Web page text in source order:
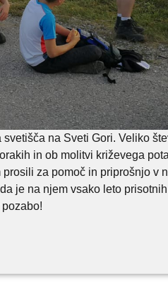
na Sveti Gori. Veliko
in ob molitvi križevega
za pomoč in priprošnjo v
je na njem vsako leto